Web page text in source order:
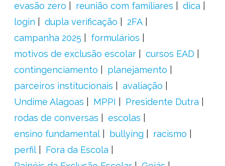
evasão zero
reunião com familiares
dica
login
dupla verificação
2FA
campanha 2025
formulários
motivos de exclusão escolar
cursos EAD
contingenciamento
planejamento
parceiros institucionais
avaliação
Undime Alagoas
MPPI
Presidente Dutra
rodas de conversas
escolas
ensino fundamental
bullying
racismo
perfil
Fora da Escola